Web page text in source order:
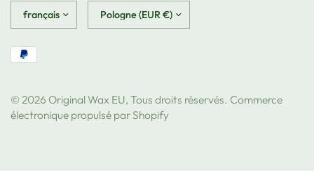
Mettre
Mettre
© 2026 Original Wax EU, Tous droits réservés. Commerce
électronique propulsé par Shopify